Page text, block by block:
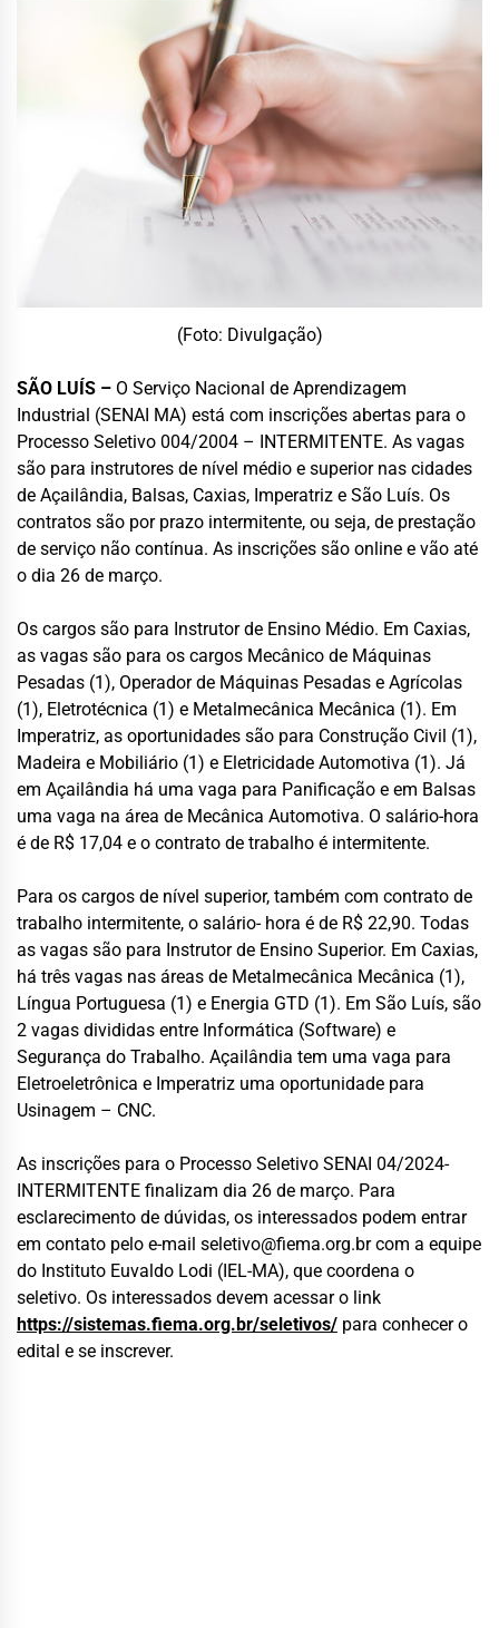
(Foto: Divulgação)
SÃO LUÍS – O Serviço Nacional de Aprendizagem
Industrial (SENAI MA) está com inscrições abertas para o
Processo Seletivo 004/2004 – INTERMITENTE. As vagas
são para instrutores de nível médio e superior nas cidades
de Açailândia, Balsas, Caxias, Imperatriz e São Luís. Os
contratos são por prazo intermitente, ou seja, de prestação
de serviço não contínua. As inscrições são online e vão até
o dia 26 de março.
Os cargos são para Instrutor de Ensino Médio. Em Caxias,
as vagas são para os cargos Mecânico de Máquinas
Pesadas (1), Operador de Máquinas Pesadas e Agrícolas
(1), Eletrotécnica (1) e Metalmecânica Mecânica (1). Em
Imperatriz, as oportunidades são para Construção Civil (1),
Madeira e Mobiliário (1) e Eletricidade Automotiva (1). Já
em Açailândia há uma vaga para Panificação e em Balsas
uma vaga na área de Mecânica Automotiva. O salário-hora
é de R$ 17,04 e o contrato de trabalho é intermitente.
Para os cargos de nível superior, também com contrato de
trabalho intermitente, o salário- hora é de R$ 22,90. Todas
as vagas são para Instrutor de Ensino Superior. Em Caxias,
há três vagas nas áreas de Metalmecânica Mecânica (1),
Língua Portuguesa (1) e Energia GTD (1). Em São Luís, são
2 vagas divididas entre Informática (Software) e
Segurança do Trabalho. Açailândia tem uma vaga para
Eletroeletrônica e Imperatriz uma oportunidade para
Usinagem – CNC.
As inscrições para o Processo Seletivo SENAI 04/2024-
INTERMITENTE finalizam dia 26 de março. Para
esclarecimento de dúvidas, os interessados podem entrar
em contato pelo e-mail seletivo@fiema.org.brcom a equipe
do Instituto Euvaldo Lodi (IEL-MA), que coordena o
seletivo. Os interessados devem acessar o link
https://sistemas.fiema.org.br/seletivos/ para conhecer o
edital e se inscrever.